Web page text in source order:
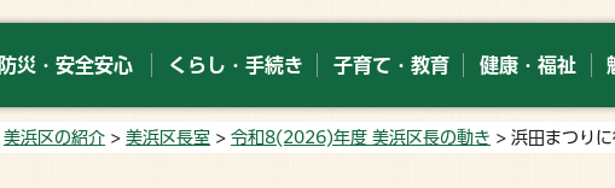
防災・安全安心 くらし・手続き 子育て・教育 健康・福祉
美浜区の紹介 > 美浜区長室 > 令和8(2026)年度 美浜区長の動き > 浜田まつり